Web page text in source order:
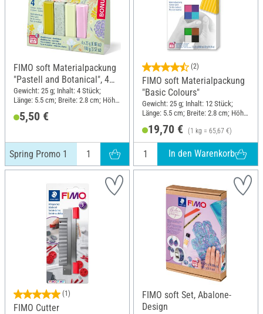
FIMO soft Materialpackung
"Pastell and Botanical", 4
Farben, Spring Promo 1
Gewicht: 25 g; Inhalt: 4 Stück;
Länge: 5.5 cm; Breite: 2.8 cm; Höhe:
5,50 €
Spring Promo 1
(2)
FIMO soft Materialpackung
"Basic Colours"
Gewicht: 25 g; Inhalt: 12 Stück;
Länge: 5.5 cm; Breite: 2.8 cm; Höhe:
19,70 € (1 kg = 65,67 €)
In den Warenkorb
(1)
FIMO Cutter
FIMO soft Set, Abalone-
Design